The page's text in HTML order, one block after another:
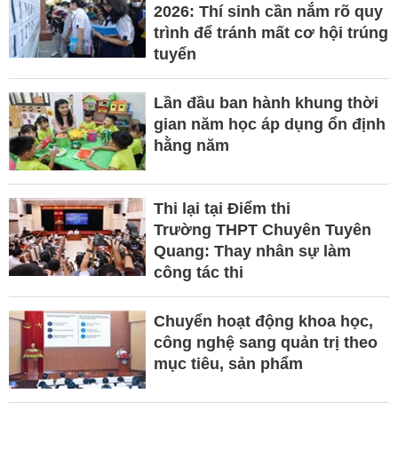
2026: Thí sinh cần nắm rõ quy
trình để tránh mất cơ hội trúng
tuyển
Lần đầu ban hành khung thời
gian năm học áp dụng ổn định
hằng năm
Thi lại tại Điểm thi
Trường THPT Chuyên Tuyên
Quang: Thay nhân sự làm
công tác thi
Chuyển hoạt động khoa học,
công nghệ sang quản trị theo
mục tiêu, sản phẩm